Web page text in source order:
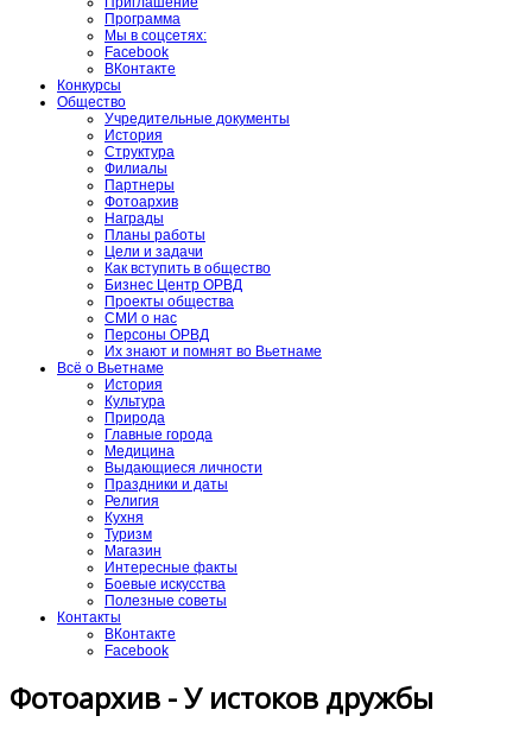
Программа
Мы в соцсетях:
Facebook
ВКонтакте
Конкурсы
Общество
Учредительные документы
История
Структура
Филиалы
Партнеры
Фотоархив
Награды
Планы работы
Цели и задачи
Как вступить в общество
Бизнес Центр ОРВД
Проекты общества
СМИ о нас
Персоны ОРВД
Их знают и помнят во Вьетнаме
Всё о Вьетнаме
История
Культура
Природа
Главные города
Медицина
Выдающиеся личности
Праздники и даты
Религия
Кухня
Туризм
Магазин
Интересные факты
Боевые искусства
Полезные советы
Контакты
ВКонтакте
Facebook
Фотоархив - У истоков дружбы